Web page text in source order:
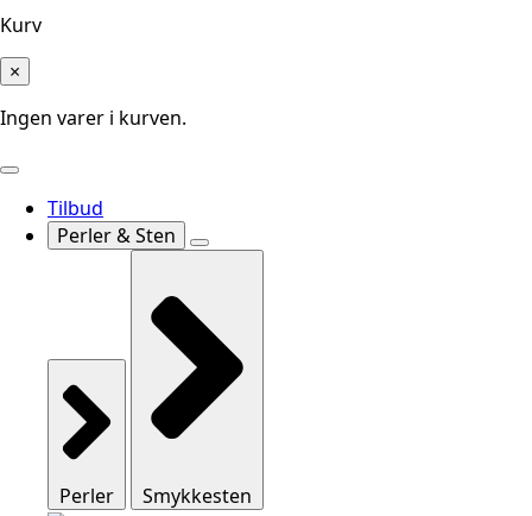
Kurv
×
Ingen varer i kurven.
Tilbud
Perler & Sten
Perler Smykkesten